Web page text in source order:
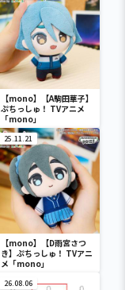
【mono】【A駒田華子】
ぷちっしゅ！ TVアニメ
「mono」
25.11.21
【mono】【D雨宮さつ
き】ぷちっしゅ！ TVアニ
メ「mono」
26.08.06